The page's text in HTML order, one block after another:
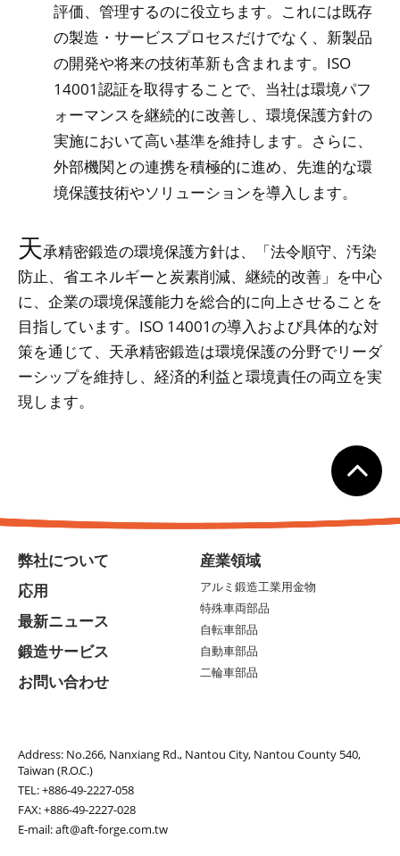
評価、管理するのに役立ちます。これには既存
の製造・サービスプロセスだけでなく、新製品
の開発や将来の技術革新も含まれます。ISO
14001認証を取得することで、当社は環境パフ
ォーマンスを継続的に改善し、環境保護方針の
実施において高い基準を維持します。さらに、
外部機関との連携を積極的に進め、先進的な環
境保護技術やソリューションを導入します。
天承精密鍛造の環境保護方針は、「法令順守、汚染
防止、省エネルギーと炭素削減、継続的改善」を中心
に、企業の環境保護能力を総合的に向上させることを
目指しています。ISO 14001の導入および具体的な対
策を通じて、天承精密鍛造は環境保護の分野でリーダ
ーシップを維持し、経済的利益と環境責任の両立を実
現します。
弊社について
応用
最新ニュース
鍛造サービス
お問い合わせ
産業領域
アルミ鍛造工業用金物
特殊車両部品
自転車部品
自動車部品
二輪車部品
Address: No.266, Nanxiang Rd., Nantou City, Nantou County 540,
Taiwan (R.O.C.)
TEL:+886-49-2227-058
FAX: +886-49-2227-028
E-mail:aft@aft-forge.com.tw